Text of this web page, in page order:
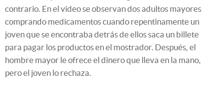
contrario. En el video se observan dos adultos mayores
comprando medicamentos cuando repentinamente un
joven que se encontraba detrás de ellos saca un billete
para pagar los productos en el mostrador. Después, el
hombre mayor le ofrece el dinero que lleva en la mano,
pero el joven lo rechaza.